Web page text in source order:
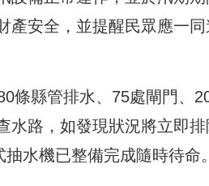
產安全，並提醒民眾應一
條縣管排水、75處閘門、
水路，如發現狀況將立即
水機已整備完成隨時待命。